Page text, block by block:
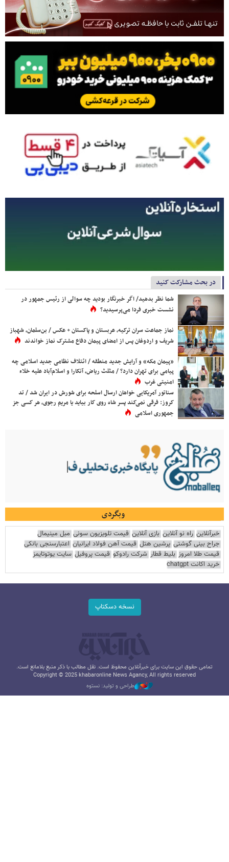
در بحث مشارکت کنید
شما نظر بدهید/ اگر خبرنگار بودید چه سوالی از رئیس جمهور در
نشست خبری فردا می‌پرسیدید؟
نماز جماعت سران ترکیه، عربستان و پاکستان + عکس / بن‌سلمان، شهباز
شریف و اردوغان پس از امضای پیمان دفاع مشترک نماز خواندند
«پیمان مکه» و آرایش جدید منطقه / ائتلاف نظامی جدید اسلامی چه
پیامی برای تهران دارد؟ / مثلث ریاض، آنکارا و اسلام‌آباد علیه خلاء
امنیتی غرب
سناتور آمریکایی خواهان ارسال اسلحه برای شورش در ایران شد / تد
کروز: فرقی نمی‌کند پسر شاه روی کار بیاید یا مریم رجوی، هر کسی جز
جمهوری اسلامی
وبگردی
خبرآنلاین راه نو آنلاین بازی آنلاین قیمت تلویزیون سونی مبل مینیمال
جراح بینی گوشتی پرشین هتل قیمت آهن فولاد ایرانیان اعتبارسنجی بانکی
قیمت طلا امروز بلیط قطار شرکت رادوکو قیمت پروفیل سایت یوتوتایمز
خرید اکانت chatgpt
نسخه دسکتاپ
تمامی حقوق این سایت برای خبرآنلاین محفوظ است. نقل مطالب با ذکر منبع بلامانع است.
Copyright © 2025 khabaronline News Agancy, All rights reserved
طراحی و تولید: نستوه